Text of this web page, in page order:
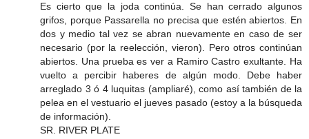
Es cierto que la joda continúa. Se han cerrado algunos
grifos, porque Passarella no precisa que estén abiertos. En
dos y medio tal vez se abran nuevamente en caso de ser
necesario (por la reelección, vieron). Pero otros continúan
abiertos. Una prueba es ver a Ramiro Castro exultante. Ha
vuelto a percibir haberes de algún modo. Debe haber
arreglado 3 ó 4 luquitas (ampliaré), como así también de la
pelea en el vestuario el jueves pasado (estoy a la búsqueda
de información).
SR. RIVER PLATE